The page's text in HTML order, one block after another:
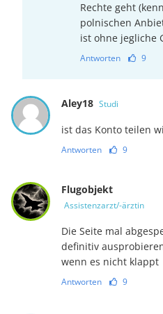
Rechte geht
polnischen
ist ohne jegliche
Antworten 9
Aley18 Studi
ist das Konto teilen
Antworten 9
Flugobjekt
Assistenzarzt/-ärztin
Die Seite mal
definitiv
wenn es nicht klappt
Antworten 9